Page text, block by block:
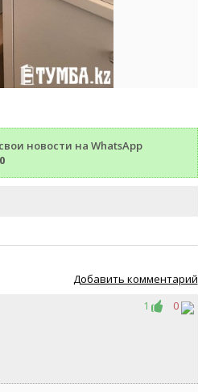
новости на WhatsApp
Добавить комментарий
1 0